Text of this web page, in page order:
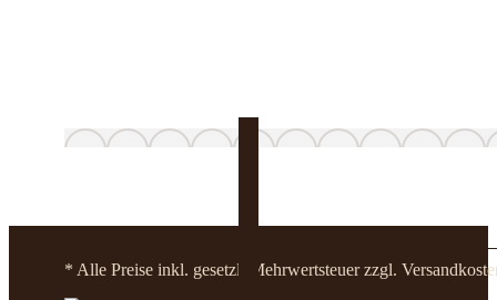
* Alle Preise inkl. gesetzl. Mehrwertsteuer zzgl.